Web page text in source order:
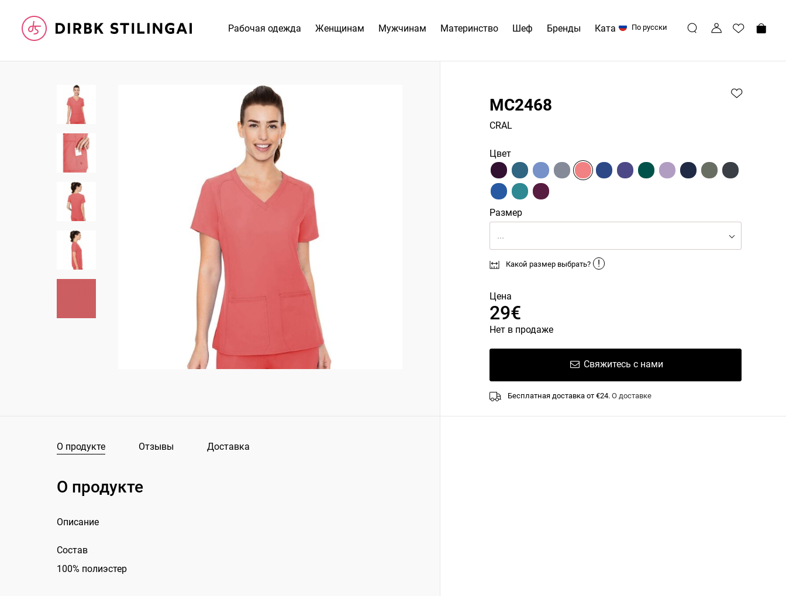
Рабочая одежда Женщинам Мужчинам Материнство Шеф Бренды КаталогиПо русски
MC2468
CRAL
Цвет
Размер
...
Какой размер выбрать? !
Цена
29€
Нет в продаже
Свяжитесь с нами
Бесплатная доставка от €24.О доставке
О продукте Отзывы Доставка
О продукте
Описание
Состав
100% полиэстер